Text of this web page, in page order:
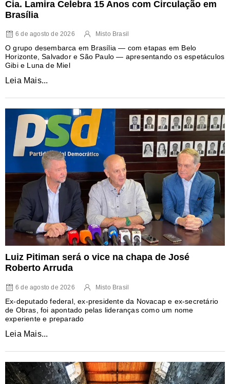
Cia. Lamira Celebra 15 Anos com Circulação em
Brasília
6 de agosto de 2026 Misto Brasil
O grupo desembarca em Brasília — com etapas em Belo
Horizonte, Salvador e São Paulo — apresentando os espetáculos
Gibi e Luna de Miel
Leia Mais...
Luiz Pitiman será o vice na chapa de José
Roberto Arruda
6 de agosto de 2026 Misto Brasil
Ex-deputado federal, ex-presidente da Novacap e ex-secretário
de Obras, foi apontado pelas lideranças como um nome
experiente e preparado
Leia Mais...